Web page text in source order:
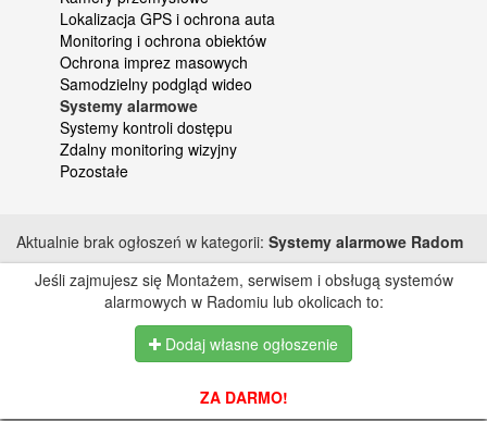
Lokalizacja GPS i ochrona auta
Monitoring i ochrona obiektów
Ochrona imprez masowych
Samodzielny podgląd wideo
Systemy alarmowe
Systemy kontroli dostępu
Zdalny monitoring wizyjny
Pozostałe
Aktualnie brak ogłoszeń w kategorii: Systemy alarmowe Radom
Jeśli zajmujesz się Montażem, serwisem i obsługą systemów
alarmowych w Radomiu lub okolicach to:
Dodaj własne ogłoszenie
ZA DARMO!